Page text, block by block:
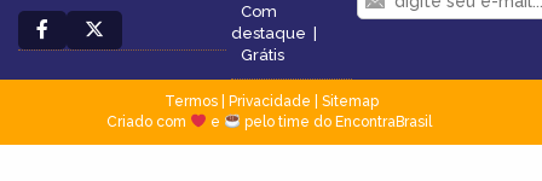
Com
destaque |
Grátis
Termos| Privacidade
Sitemap
Criado com
e pelo time do EncontraBrasil